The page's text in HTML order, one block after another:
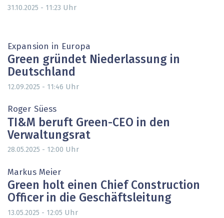
31.10.2025 - 11:23 Uhr
Expansion in Europa
Green gründet Niederlassung in
Deutschland
12.09.2025 - 11:46 Uhr
Roger Süess
TI&M beruft Green-CEO in den
Verwaltungsrat
28.05.2025 - 12:00 Uhr
Markus Meier
Green holt einen Chief Construction
Officer in die Geschäftsleitung
13.05.2025 - 12:05 Uhr